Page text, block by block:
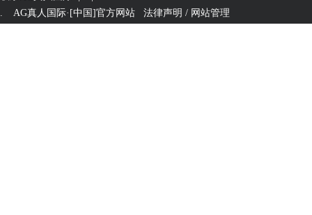
. AG真人国际·[中国]官方网站
法律声明 / 网站管理